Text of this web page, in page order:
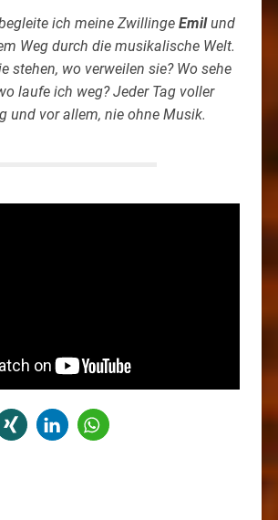
ich meine Zwillinge Emil und
Weg durch die musikalische Welt.
stehen, wo verweilen sie? Wo sehe
laufe ich weg? Jeder Tag voller
und vor allem, nie ohne Musik.